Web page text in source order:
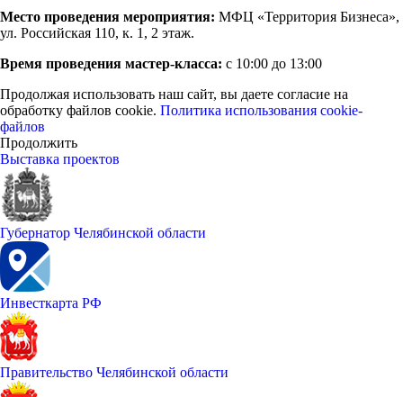
Место проведения мероприятия: МФЦ «Территория Бизнеса»,
ул. Российская 110, к. 1, 2 этаж.
Время проведения мастер-класса: с 10:00 до 13:00
Продолжая использовать наш сайт, вы даете согласие на
обработку файлов cookie. Политика использования cookie-
файлов
Продолжить
Выставка проектов
Губернатор Челябинской области
Инвесткарта РФ
Правительство Челябинской области